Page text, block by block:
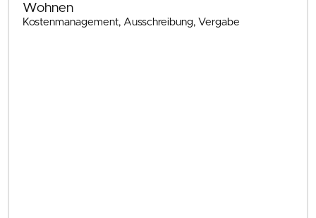
Wohnen
Kostenmanagement, Ausschreibung, Vergabe